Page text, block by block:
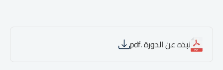
نبذه عن الدورة .pdf